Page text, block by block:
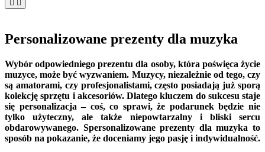
Personalizowane prezenty dla muzyka
Wybór odpowiedniego prezentu dla osoby, która poświęca życie
muzyce, może być wyzwaniem. Muzycy, niezależnie od tego, czy
są amatorami, czy profesjonalistami, często posiadają już sporą
kolekcję sprzętu i akcesoriów. Dlatego kluczem do sukcesu staje
się personalizacja – coś, co sprawi, że podarunek będzie nie
tylko użyteczny, ale także niepowtarzalny i bliski sercu
obdarowywanego. Spersonalizowane prezenty dla muzyka to
sposób na pokazanie, że doceniamy jego pasję i indywidualność.